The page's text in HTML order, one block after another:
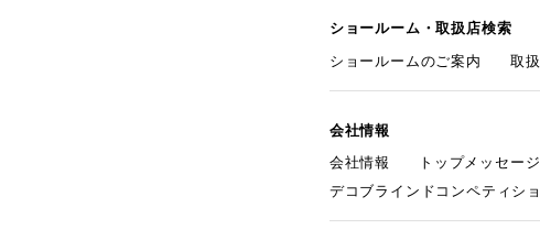
ショールーム・取扱店検索
ショールームのご案内
取
会社情報
会社情報
トップメッセージ
デコブラインドコンペティシ